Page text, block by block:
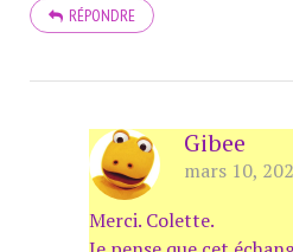
RÉPONDRE
Gibee
mars 10,
Merci. Colette.